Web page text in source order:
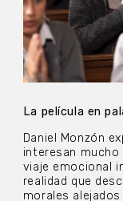
La película en
Daniel Monzón
interesan mucho
viaje emocional
realidad que
morales alejados